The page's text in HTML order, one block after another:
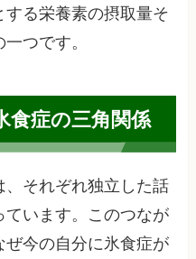
る栄養素の摂取量そ
つです。
食症の三角関係
それぞれ独立した話
います。このつなが
ぜ今の自分に氷食症が